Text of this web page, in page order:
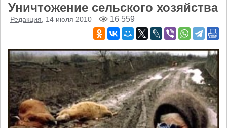
Уничтожение сельского хозяйства
Редакция , 14 июля 2010 16 559